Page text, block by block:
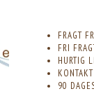
FRAGT
FRI
HURTIG
90